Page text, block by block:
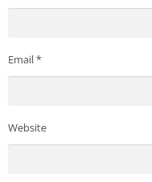
Email*
Website